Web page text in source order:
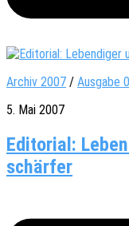
Archiv 2007 / Ausgabe
5. Mai 2007
Editorial:
schärfer